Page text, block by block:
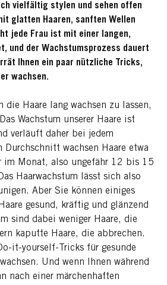
vielfältig stylen und sehen offen
glatten Haaren, sanften Wellen
jede Frau ist mit einer langen,
und der Wachstumsprozess dauert
Ihnen ein paar nützliche Tricks,
wachsen.
die Haare lang wachsen zu lassen,
Wachstum unserer Haare ist
verläuft daher bei jedem
Durchschnitt wachsen Haare etwa
im Monat, also ungefähr 12 bis 15
Haarwachstum lässt sich also
Aber Sie können einiges
gesund, kräftig und glänzend
sind dabei weniger Haare, die
kaputte Haare, die abbrechen.
it-yourself-Tricks für gesunde
Und wenn Ihnen während
nach einer märchenhaften